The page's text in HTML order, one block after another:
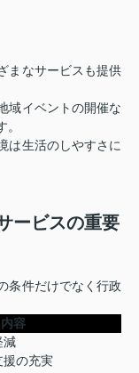
まなサービスも提供
域イベントの開催な
は生活のしやすさに
ービスの重要
条件だけでなく行政
内容
減
援の充実